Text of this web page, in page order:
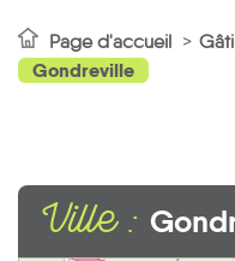
Page d'accueil
Gondreville
Ville :